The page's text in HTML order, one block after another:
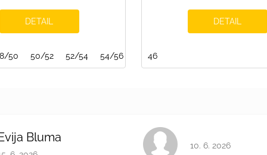
GRAPHITE CORAL PINK BLUEBERRY
DETAIL
50 50/52 52/54 54/56
DETAIL
46
Bluma
obchodu je 5 z 5 hvězdiček.
Hodnocení
10. 6. 2026